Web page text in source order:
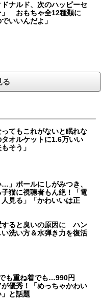
ドナルド、次のハッピーセ
」 おもちゃ全12種類に
いいんだよ」
る
ってもこれがないと眠れな
オルケットに1.6万いい
そう」
…」ポールにしがみつき、
猫に視聴者もん絶！「電
見る」「かわいいは正
すると臭いの原因に ハン
洗い方＆水弾き力を復活
も重ね着でも…990円
優秀！「めっちゃかわい
と話題